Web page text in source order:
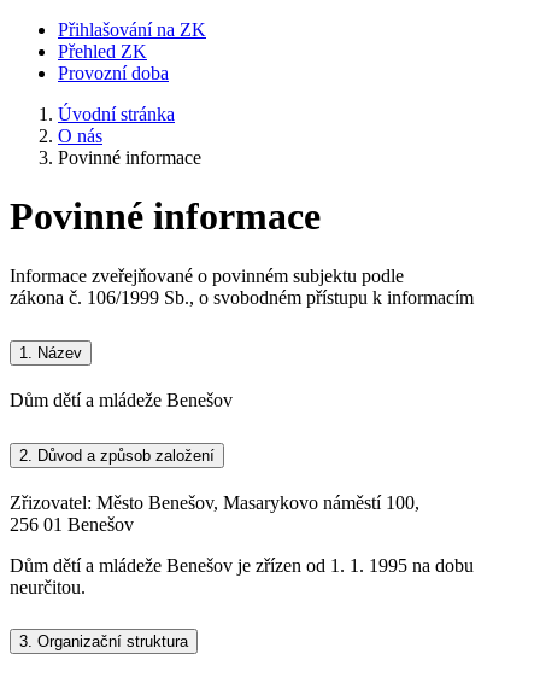
Přihlašování na ZK
Přehled ZK
Provozní doba
Úvodní stránka
O nás
Povinné informace
Povinné informace
Informace zveřejňované o povinném subjektu podle
zákona č. 106/1999 Sb., o svobodném přístupu k informacím
1. Název
Dům dětí a mládeže Benešov
2. Důvod a způsob založení
Zřizovatel: Město Benešov, Masarykovo náměstí 100,
256 01 Benešov
Dům dětí a mládeže Benešov je zřízen od 1. 1. 1995 na dobu
neurčitou.
3. Organizační struktura